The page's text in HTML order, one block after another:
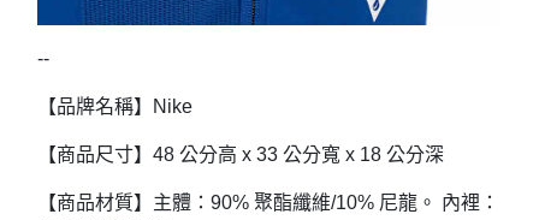
--
【品牌名稱】Nike
【商品尺寸】48 公分高 x 33 公分寬 x 18 公分深
【商品材質】主體：90% 聚酯纖維/10% 尼龍。 內裡：